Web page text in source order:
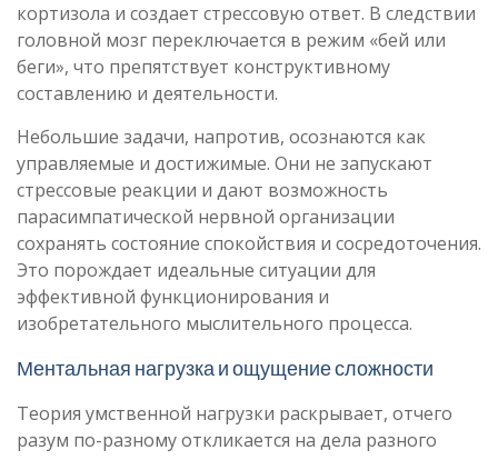
кортизола и создает стрессовую ответ. В следствии
головной мозг переключается в режим «бей или
беги», что препятствует конструктивному
составлению и деятельности.
Небольшие задачи, напротив, осознаются как
управляемые и достижимые. Они не запускают
стрессовые реакции и дают возможность
парасимпатической нервной организации
сохранять состояние спокойствия и сосредоточения.
Это порождает идеальные ситуации для
эффективной функционирования и
изобретательного мыслительного процесса.
Ментальная нагрузка и ощущение сложности
Теория умственной нагрузки раскрывает, отчего
разум по-разному откликается на дела разного